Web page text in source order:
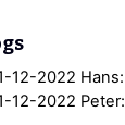
12-2022 Hans:
12-2022 Peter: